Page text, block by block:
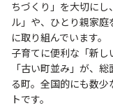
ちづくり」を大切にし
ル」や、ひとり親家
に取り組んでいます。
子育てに便利な「新し
「古い町並み」が、
る町。全国的にも数少
トです。